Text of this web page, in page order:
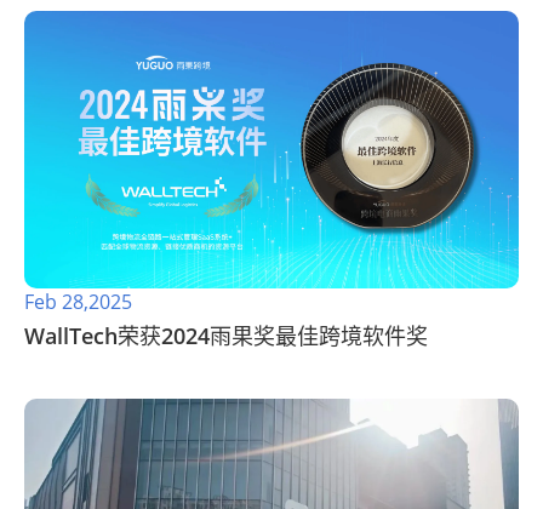
Feb 28,2025
WallTech荣获2024雨果奖最佳跨境软件奖